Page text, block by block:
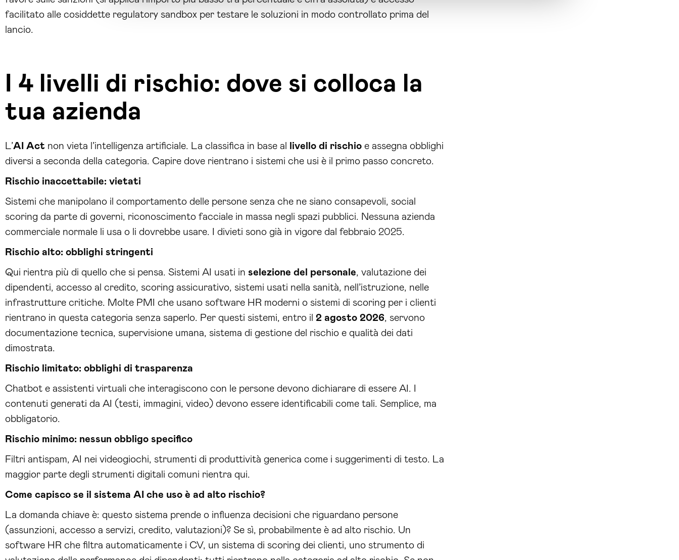
facilitato alle cosiddette regulatory sandbox per testare le soluzioni in modo controllato prima del
lancio.
I 4 livelli di rischio: dove si colloca la
tua azienda
L’AI Act non vieta l’intelligenza artificiale. La classifica in base al livello di rischio e assegna obblighi
diversi a seconda della categoria. Capire dove rientrano i sistemi che usi è il primo passo concreto.
Rischio inaccettabile: vietati
Sistemi che manipolano il comportamento delle persone senza che ne siano consapevoli, social
scoring da parte di governi, riconoscimento facciale in massa negli spazi pubblici. Nessuna azienda
commerciale normale li usa o li dovrebbe usare. I divieti sono già in vigore dal febbraio 2025.
Rischio alto: obblighi stringenti
Qui rientra più di quello che si pensa. Sistemi AI usati in selezione del personale, valutazione dei
dipendenti, accesso al credito, scoring assicurativo, sistemi usati nella sanità, nell’istruzione, nelle
infrastrutture critiche. Molte PMI che usano software HR moderni o sistemi di scoring per i clienti
rientrano in questa categoria senza saperlo. Per questi sistemi, entro il 2 agosto 2026, servono
documentazione tecnica, supervisione umana, sistema di gestione del rischio e qualità dei dati
dimostrata.
Rischio limitato: obblighi di trasparenza
Chatbot e assistenti virtuali che interagiscono con le persone devono dichiarare di essere AI. I
contenuti generati da AI (testi, immagini, video) devono essere identificabili come tali. Semplice, ma
obbligatorio.
Rischio minimo: nessun obbligo specifico
Filtri antispam, AI nei videogiochi, strumenti di produttività generica come i suggerimenti di testo. La
maggior parte degli strumenti digitali comuni rientra qui.
Come capisco se il sistema AI che uso è ad alto rischio?
La domanda chiave è: questo sistema prende o influenza decisioni che riguardano persone
(assunzioni, accesso a servizi, credito, valutazioni)? Se sì, probabilmente è ad alto rischio. Un
software HR che filtra automaticamente i CV, un sistema di scoring dei clienti, uno strumento di